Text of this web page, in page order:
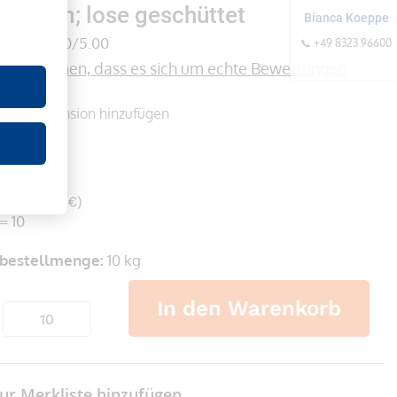
x 1 mm; lose geschüttet
0/5.00
dass es sich um echte Bewertungen
Rezension hinzufügen
55,22 €)
10
10 kg
In den Warenkorb
Bianca Koeppe
📞 +49 8323 96600